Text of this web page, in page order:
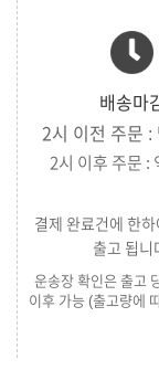
배송마
2시 이전 주문 :
2시 이후 주문 :
결제 완료건에 한
출고 됩니
운송장 확인은 출고
이후 가능 (출고량에